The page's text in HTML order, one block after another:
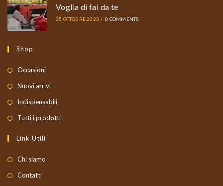
Voglia di fai da te
25 OTTOBRE 2023 / 0 COMMENTS
Shop
Occasioni
Nuovi arrivi
Indispensabili
Tutti i prodotti
Link Utili
Chi siamo
Contatti